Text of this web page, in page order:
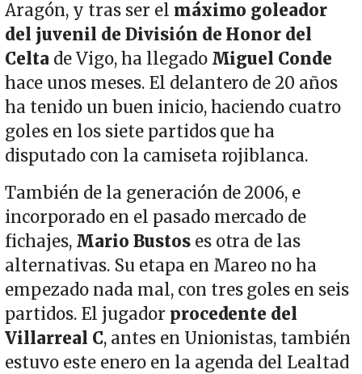
Aragón, y tras ser el máximo goleador
del juvenil de División de Honor del
Celta de Vigo, ha llegado Miguel Conde
hace unos meses. El delantero de 20 años
ha tenido un buen inicio, haciendo cuatro
goles en los siete partidos que ha
disputado con la camiseta rojiblanca.
También de la generación de 2006, e
incorporado en el pasado mercado de
fichajes, Mario Bustos es otra de las
alternativas. Su etapa en Mareo no ha
empezado nada mal, con tres goles en seis
partidos. El jugador procedente del
Villarreal C, antes en Unionistas, también
estuvo este enero en la agenda del Lealtad